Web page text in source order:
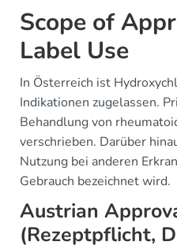
Scope of
Label Use
In Österreich ist
Indikationen zugelassen.
Behandlung von
verschrieben. Darüber
Nutzung bei anderen
Gebrauch bezeichnet wird.
Austrian
(Rezeptpflicht,